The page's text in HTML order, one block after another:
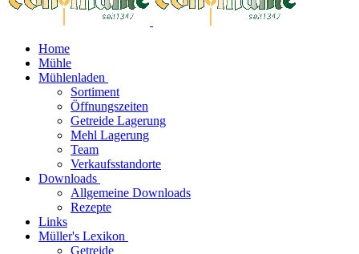
Home
Mühle
Mühlenladen
Sortiment
Öffnungszeiten
Getreide Lagerung
Mehl Lagerung
Team
Verkaufsstandorte
Downloads
Allgemeine Downloads
Rezepte
Links
Müller's Lexikon
Getreide